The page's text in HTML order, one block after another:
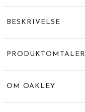
BESKRIVELSE
PRODUKTOMTALER
OM OAKLEY